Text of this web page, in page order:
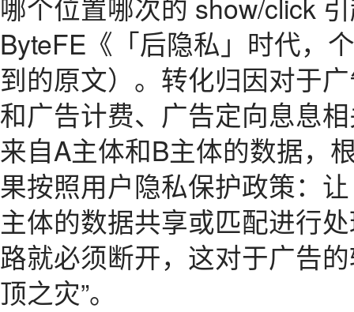
ByteFE《「后隐私」时代，
到的原文）。转化归因对于
和广告计费、广告定向息息
来自A主体和B主体的数据，
果按照用户隐私保护政策：
主体的数据共享或匹配进行
路就必须断开，这对于广告
顶之灾”。